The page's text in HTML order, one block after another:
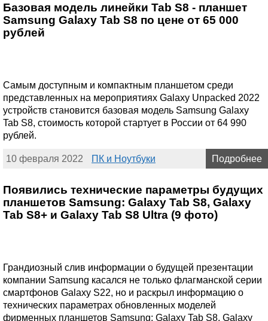
Базовая модель линейки Tab S8 - планшет
Samsung Galaxy Tab S8 по цене от 65 000
рублей
Самым доступным и компактным планшетом среди
представленных на мероприятиях Galaxy Unpacked 2022
устройств становится базовая модель Samsung Galaxy
Tab S8, стоимость которой стартует в России от 64 990
рублей.
10 февраля 2022 ПК и Ноутбуки Подробнее
Появились технические параметры будущих
планшетов Samsung: Galaxy Tab S8, Galaxy
Tab S8+ и Galaxy Tab S8 Ultra (9 фото)
Грандиозный слив информации о будущей презентации
компании Samsung касался не только флагманской серии
смартфонов Galaxy S22, но и раскрыл информацию о
технических параметрах обновленных моделей
фирменных планшетов Samsung: Galaxy Tab S8, Galaxy